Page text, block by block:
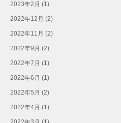
2023年2月 (1)
2022年12月 (2)
2022年11月 (2)
2022年9月 (2)
2022年7月 (1)
2022年6月 (1)
2022年5月 (2)
2022年4月 (1)